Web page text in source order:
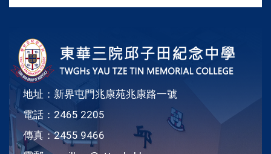
地址：新界屯門兆康苑兆康路一號
電話：2465 2205
傳真：2455 9466